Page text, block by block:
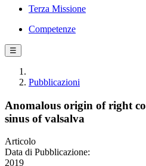
Terza Missione
Competenze
☰
Pubblicazioni
Anomalous origin of right
sinus of valsalva
Articolo
Data di Pubblicazione:
2019